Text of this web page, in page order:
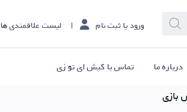
ورود یا ثبت نام لیست علاقمندی ها
درباره ما تماس با کیش ای تو زی
بازی